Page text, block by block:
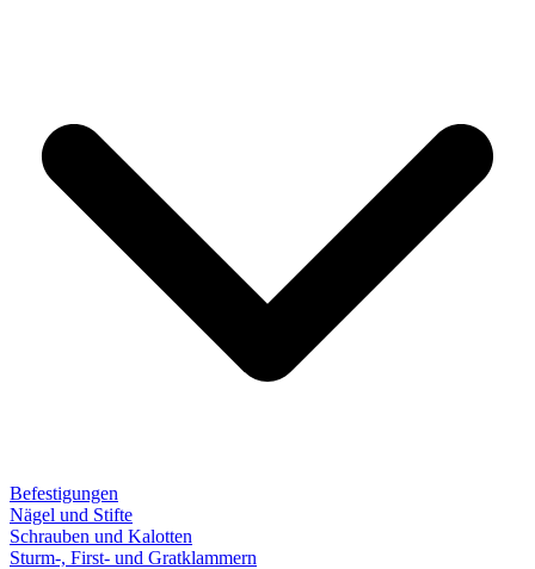
Befestigungen
Nägel und Stifte
Schrauben und Kalotten
Sturm-, First- und Gratklammern